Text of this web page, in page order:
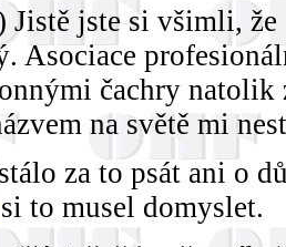
Jistě jste si všimli,
Asociace
čachry natolik
na světě mi
za to psát ani o
to musel domyslet.